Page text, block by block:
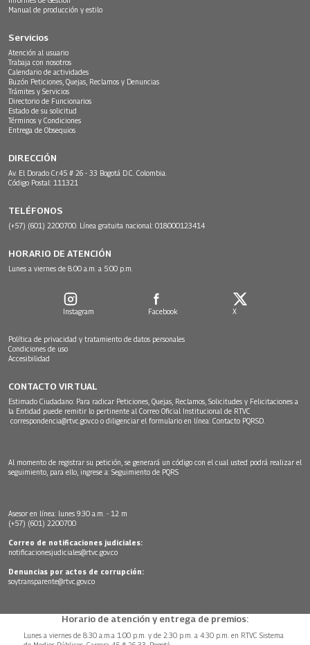
Manual de producción y estilo
Servicios
Atención al usuario
Trabaja con nosotros
Calendario de actividades
Buzón Peticiones, Quejas, Reclamos y Denuncias
Trámites y Servicios
Directorio de Funcionarios
Estado de su solicitud
Términos y Condiciones
Entrega de Obsequios
DIRECCIÓN
Av. El Dorado Cr.45 # 26 - 33 Bogotá D.C. Colombia.
Código Postal: 111321
TELÉFONOS
(+57) (601) 2200700. Línea gratuita nacional: 018000123414
HORARIO DE ATENCIÓN
Lunes a viernes de 8:00 a.m. a 5:00 p.m.
Instagram Facebook X
Política de privacidad y tratamiento de datos personales
Condiciones de uso
Accesibilidad
CONTACTO VIRTUAL
Estimado Ciudadano: Para radicar Peticiones, Quejas, Reclamos, Solicitudes y Felicitaciones a
la Entidad puede remitir lo pertinente al Correo Oficial Institucional de RTVC
correspondencia@rtvc.gov.co o diligenciar el formulario en línea: Contacto PQRSD.
Al momento de registrar su petición, se generará un código con el cual usted podrá realizar el
seguimiento, para ello, ingrese a: Seguimiento de PQRS
Asesor en línea: lunes 9:30 a.m. - 12 m
(+57) (601) 2200700
Correo de notificaciones judiciales:
notificacionesjudiciales@rtvc.gov.co
Denuncias por actos de corrupción:
soytransparente@rtvc.gov.co
Horario de atención y entrega de premios:
Lunes a viernes de 8:30 a.m.a 1:00 p.m. y de 2:30 p.m. a 4:30 p.m. en RTVC Sistema